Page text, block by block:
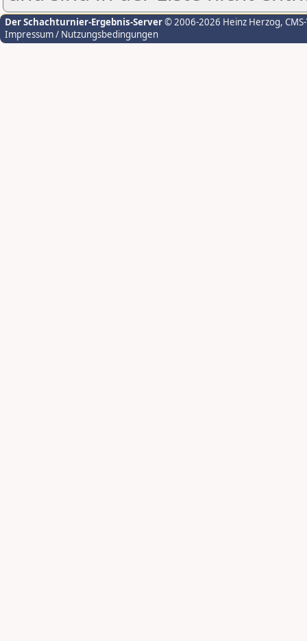
Der Schachturnier-Ergebnis-Server© 2006-2026 Heinz Herzog,
Impressum / Nutzungsbedingungen